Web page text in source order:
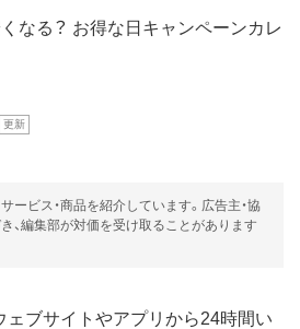
なる？ お得な日キャンペーンカレ
ービス・商品を紹介しています。広告主・協
、編集部が対価を受け取ることがあります
ェブサイトやアプリから24時間い